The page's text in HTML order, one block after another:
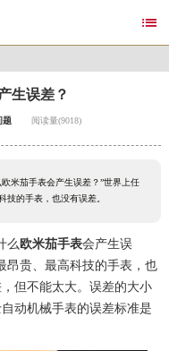

生误差？
题 阅读量(9018)
米茄手表会产生误差？”世界上任
技的手表，也没有误差。
么 欧米茄手表会产生误
昂贵、最高科技的手表，也
但不能太大。误差的大小
动机械手表的误差标准是